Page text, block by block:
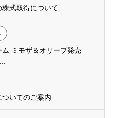
式取得について
ミモザ＆オリーブ発売
いてのご案内